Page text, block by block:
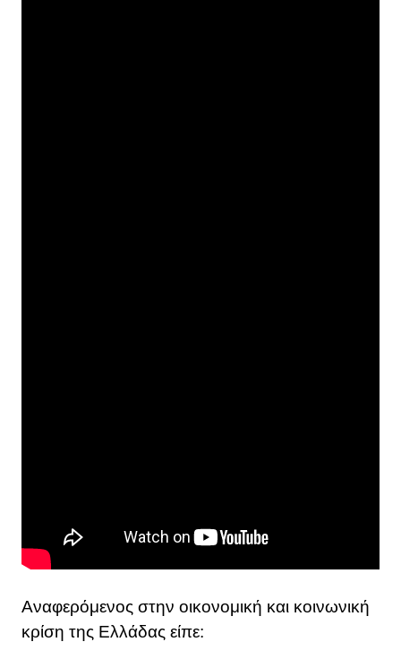
Αναφερόμενος στην οικονομική και κοινωνική
κρίση της Ελλάδας είπε: